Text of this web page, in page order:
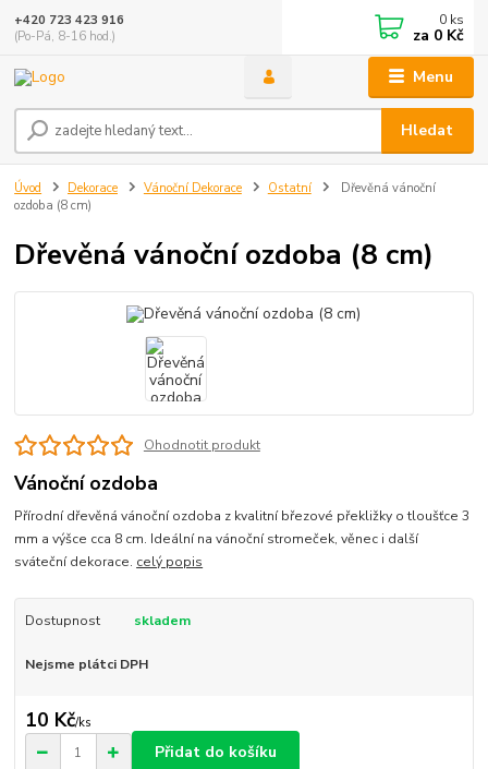
Menu
Hledat
+420 723 423 916
(Po-Pá, 8-16 hod.)
0 ks
za 0 Kč
Úvod Dekorace Vánoční Dekorace Ostatní
Dřevěná vánoční
ozdoba (8 cm)
Dřevěná vánoční ozdoba (8 cm)
Ohodnotit produkt
Vánoční ozdoba
Přírodní dřevěná vánoční ozdoba z kvalitní březové překližky o tloušťce 3
mm a výšce cca 8 cm. Ideální na vánoční stromeček, věnec i další
sváteční dekorace. celý popis
Dostupnost skladem
Nejsme plátci DPH
10 Kč/ks
Přidat do košíku